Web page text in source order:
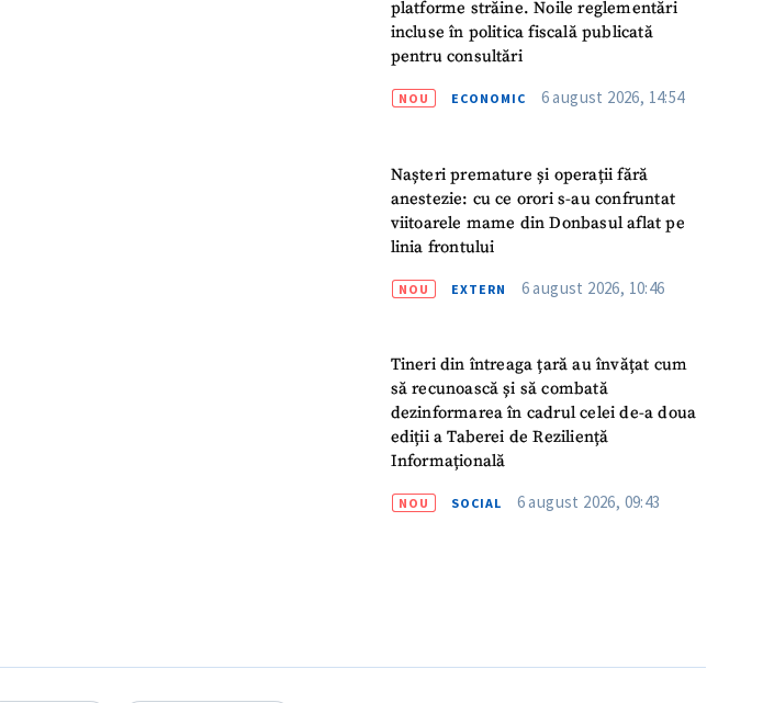
platforme străine. Noile reglementări
incluse în politica fiscală publicată
pentru consultări
NOU ECONOMIC 6 august 2026, 14:54
Nașteri premature și operații fără
anestezie: cu ce orori s-au confruntat
viitoarele mame din Donbasul aflat pe
linia frontului
NOU EXTERN 6 august 2026, 10:46
Tineri din întreaga țară au învățat cum
să recunoască și să combată
dezinformarea în cadrul celei de-a doua
ediții a Taberei de Reziliență
Informațională
NOU SOCIAL 6 august 2026, 09:43